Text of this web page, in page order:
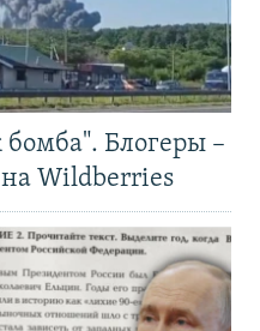
Блогеры –
на Wildberries